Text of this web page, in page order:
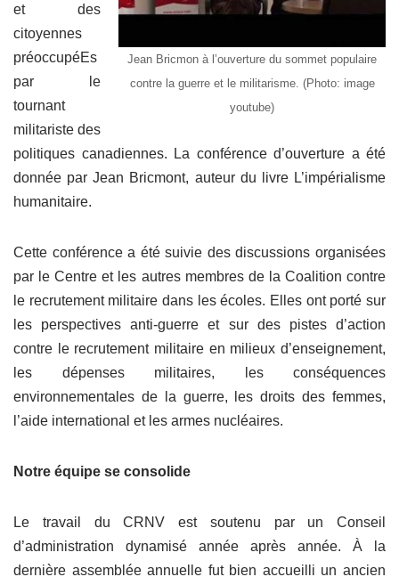
Jean Bricmon à l’ouverture du sommet populaire
contre la guerre et le militarisme. (Photo: image
youtube)
et des
citoyennes
préoccupéEs
par le
tournant
militariste des
politiques canadiennes. La conférence d’ouverture a été
donnée par Jean Bricmont, auteur du livre L’impérialisme
humanitaire.
Cette conférence a été suivie des discussions organisées
par le Centre et les autres membres de la Coalition contre
le recrutement militaire dans les écoles. Elles ont porté sur
les perspectives anti-guerre et sur des pistes d’action
contre le recrutement militaire en milieux d’enseignement,
les dépenses militaires, les conséquences
environnementales de la guerre, les droits des femmes,
l’aide international et les armes nucléaires.
Notre équipe se consolide
Le travail du CRNV est soutenu par un Conseil
d’administration dynamisé année après année. À la
dernière assemblée annuelle fut bien accueilli un ancien